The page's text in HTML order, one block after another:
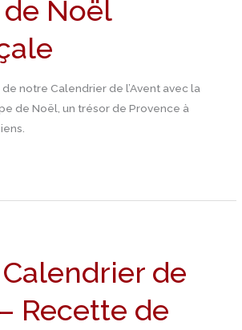
Noël
notre Calendrier de l’Avent avec la
de Noël, un trésor de Provence à
de
Recette de